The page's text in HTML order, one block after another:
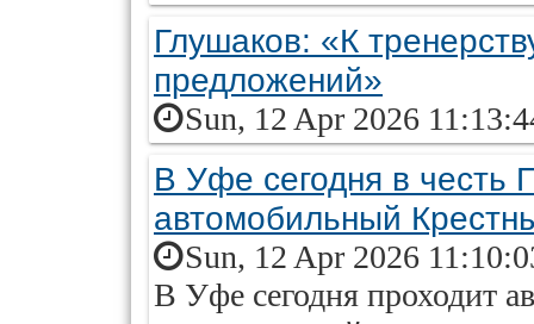
Глушаков: «К
предложений»
Sun, 12 Apr 2026
В Уфе сегодня в честь
автомобильный
Sun, 12 Apr 2026
В Уфе сегодня проходит